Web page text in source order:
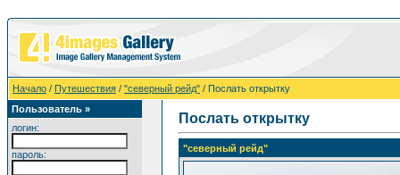
Начало / Путешествия / "северный рейд" / Послать открытку
Пользователь »
логин:
пароль:
Послать открытку
"северный рейд"